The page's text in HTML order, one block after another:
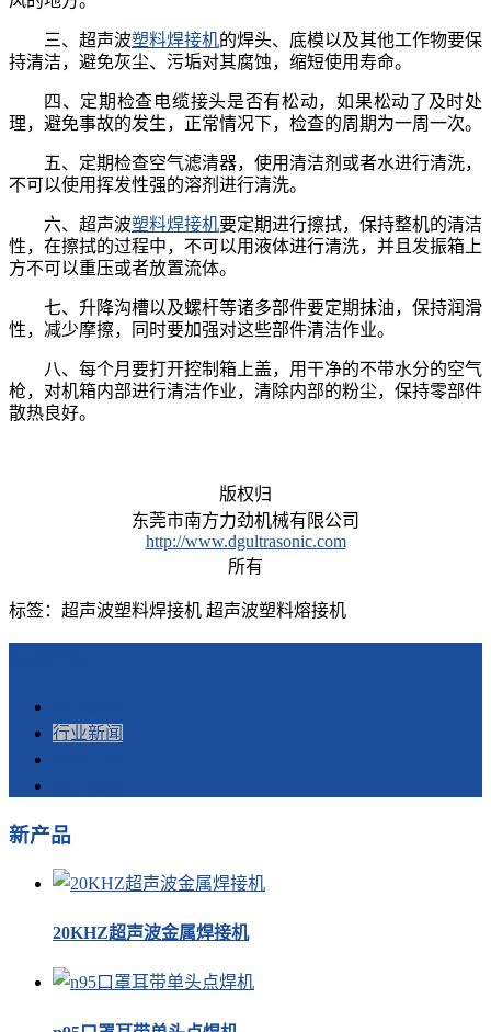
三、 超声波塑料焊接机的焊头、底模以及其他工作物要保
持清洁，避免灰尘、污垢对其腐蚀，缩短使用寿命。
四、 定期检查电缆接头是否有松动，如果松动了及时处
理，避免事故的发生，正常情况下，检查的周期为一周一次。
五、 定期检查空气滤清器，使用清洁剂或者水进行清洗，
不可以使用挥发性强的溶剂进行清洗。
六、 超声波塑料焊接机要定期进行擦拭，保持整机的清洁
性，在擦拭的过程中，不可以用液体进行清洗，并且发振箱上
方不可以重压或者放置流体。
七、 升降沟槽以及螺杆等诸多部件要定期抹油，保持润滑
性，减少摩擦，同时要加强对这些部件清洁作业。
八、 每个月要打开控制箱上盖，用干净的不带水分的空气
枪，对机箱内部进行清洁作业，清除内部的粉尘，保持零部件
散热良好。
版权归
东莞市南方力劲机械有限公司
http://www.dgultrasonic.com
所有
标签：超声波塑料焊接机 超声波塑料熔接机
行业新闻
新产品
20KHZ超声波金属焊接机